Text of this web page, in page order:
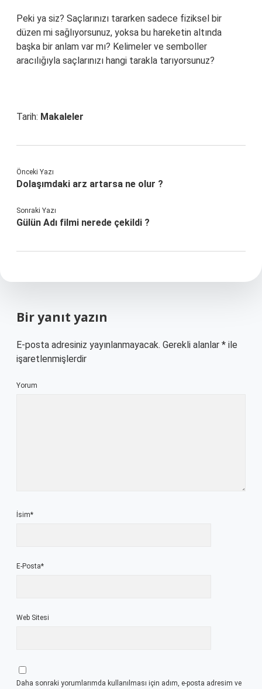
Peki ya siz? Saçlarınızı tararken sadece fiziksel bir
düzen mi sağlıyorsunuz, yoksa bu hareketin altında
başka bir anlam var mı? Kelimeler ve semboller
aracılığıyla saçlarınızı hangi tarakla tarıyorsunuz?
Tarih: Makaleler
Önceki Yazı
Dolaşımdaki arz artarsa ne olur ?
Sonraki Yazı
Gülün Adı filmi nerede çekildi ?
Bir yanıt yazın
E-posta adresiniz yayınlanmayacak. Gerekli alanlar * ile
işaretlenmişlerdir
Yorum
İsim*
E-Posta*
Web Sitesi
Daha sonraki yorumlarımda kullanılması için adım, e-posta adresim ve